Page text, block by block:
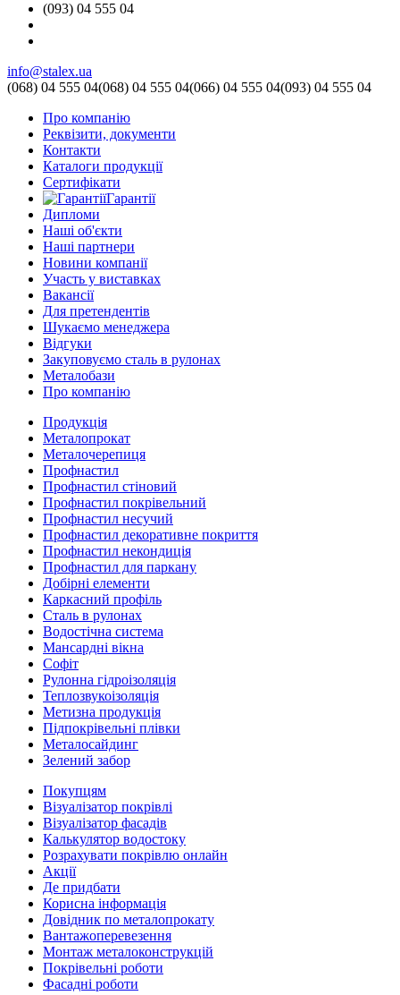
(093) 04 555 04
info@stalex.ua
(068) 04 555 04(068) 04 555 04(066) 04 555 04(093) 04 555 04
Про компанію
Реквізити, документи
Контакти
Каталоги продукції
Сертифікати
Гарантії
Дипломи
Наші об'єкти
Наші партнери
Новини компанії
Участь у виставках
Вакансії
Для претендентів
Шукаємо менеджера
Відгуки
Закуповуємо сталь в рулонах
Металобази
Про компанію
Продукція
Металопрокат
Металочерепиця
Профнастил
Профнастил стіновий
Профнастил покрівельний
Профнастил несучий
Профнастил декоративне покриття
Профнастил некондиція
Профнастил для паркану
Добірні елементи
Каркасний профіль
Сталь в рулонах
Водостічна система
Мансардні вікна
Софіт
Рулонна гідроізоляція
Теплозвукоізоляція
Метизна продукція
Підпокрівельні плівки
Металосайдинг
Зелений забор
Покупцям
Візуалізатор покрівлі
Візуалізатор фасадів
Калькулятор водостоку
Розрахувати покрівлю онлайн
Акції
Де придбати
Корисна інформація
Довідник по металопрокату
Вантажоперевезення
Монтаж металоконструкцій
Покрівельні роботи
Фасадні роботи